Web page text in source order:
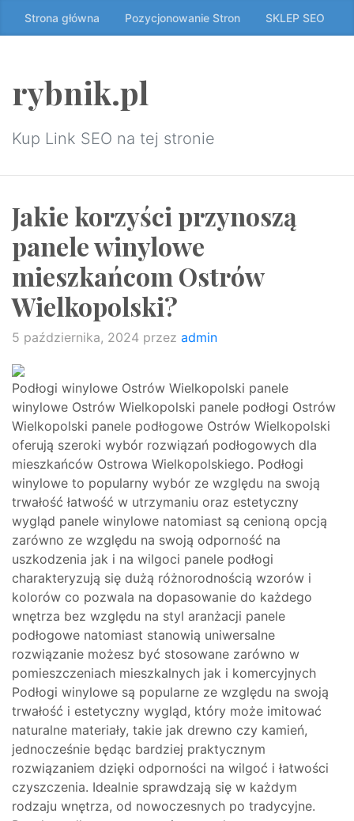
Przeskocz
do
Strona główna Pozycjonowanie Stron SKLEP SEO
rybnik.pl
Kup Link SEO na tej stronie
Jakie korzyści przynoszą
panele winylowe
mieszkańcom Ostrów
Wielkopolski?
5 października, 2024 przez admin
Podłogi winylowe Ostrów Wielkopolski panele
winylowe Ostrów Wielkopolski panele podłogi Ostrów
Wielkopolski panele podłogowe Ostrów Wielkopolski
oferują szeroki wybór rozwiązań podłogowych dla
mieszkańców Ostrowa Wielkopolskiego. Podłogi
winylowe to popularny wybór ze względu na swoją
trwałość łatwość w utrzymaniu oraz estetyczny
wygląd panele winylowe natomiast są cenioną opcją
zarówno ze względu na swoją odporność na
uszkodzenia jak i na wilgoci panele podłogi
charakteryzują się dużą różnorodnością wzorów i
kolorów co pozwala na dopasowanie do każdego
wnętrza bez względu na styl aranżacji panele
podłogowe natomiast stanowią uniwersalne
rozwiązanie możesz być stosowane zarówno w
pomieszczeniach mieszkalnych jak i komercyjnych
Podłogi winylowe są popularne ze względu na swoją
trwałość i estetyczny wygląd, który może imitować
naturalne materiały, takie jak drewno czy kamień,
jednocześnie będąc bardziej praktycznym
rozwiązaniem dzięki odporności na wilgoć i łatwości
czyszczenia. Idealnie sprawdzają się w każdym
rodzaju wnętrza, od nowoczesnych po tradycyjne.